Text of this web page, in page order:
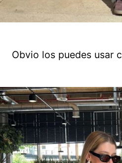
Obvio los puedes usar